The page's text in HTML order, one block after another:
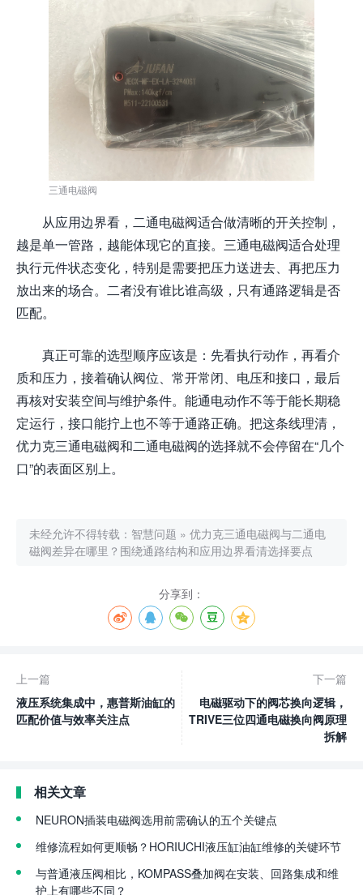
三通电磁阀
从应用边界看，二通电磁阀适合做清晰的开关控制，
越是单一管路，越能体现它的直接。三通电磁阀适合处理
执行元件状态变化，特别是需要把压力送进去、再把压力
放出来的场合。二者没有谁比谁高级，只有通路逻辑是否
匹配。
真正可靠的选型顺序应该是：先看执行动作，再看介
质和压力，接着确认阀位、常开常闭、电压和接口，最后
再核对安装空间与维护条件。能通电动作不等于能长期稳
定运行，接口能拧上也不等于通路正确。把这条线理清，
优力克三通电磁阀和二通电磁阀的选择就不会停留在“几个
口”的表面区别上。
未经允许不得转载： 智慧问题 » 优力克三通电磁阀与二通电
磁阀差异在哪里？围绕通路结构和应用边界看清选择要点
分享到：
上一篇
液压系统集成中，惠普斯油缸的
匹配价值与效率关注点
下一篇
电磁驱动下的阀芯换向逻辑，
TRIVE三位四通电磁换向阀原理
拆解
相关文章
NEURON插装电磁阀选用前需确认的五个关键点
维修流程如何更顺畅？HORIUCHI液压缸油缸维修的关键环节
与普通液压阀相比，KOMPASS叠加阀在安装、回路集成和维
护上有哪些不同？